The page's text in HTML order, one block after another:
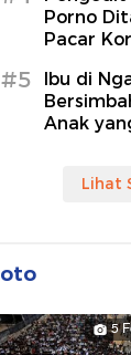
Porno
Pacar
#5
Ibu di
Anak
Lihat
5